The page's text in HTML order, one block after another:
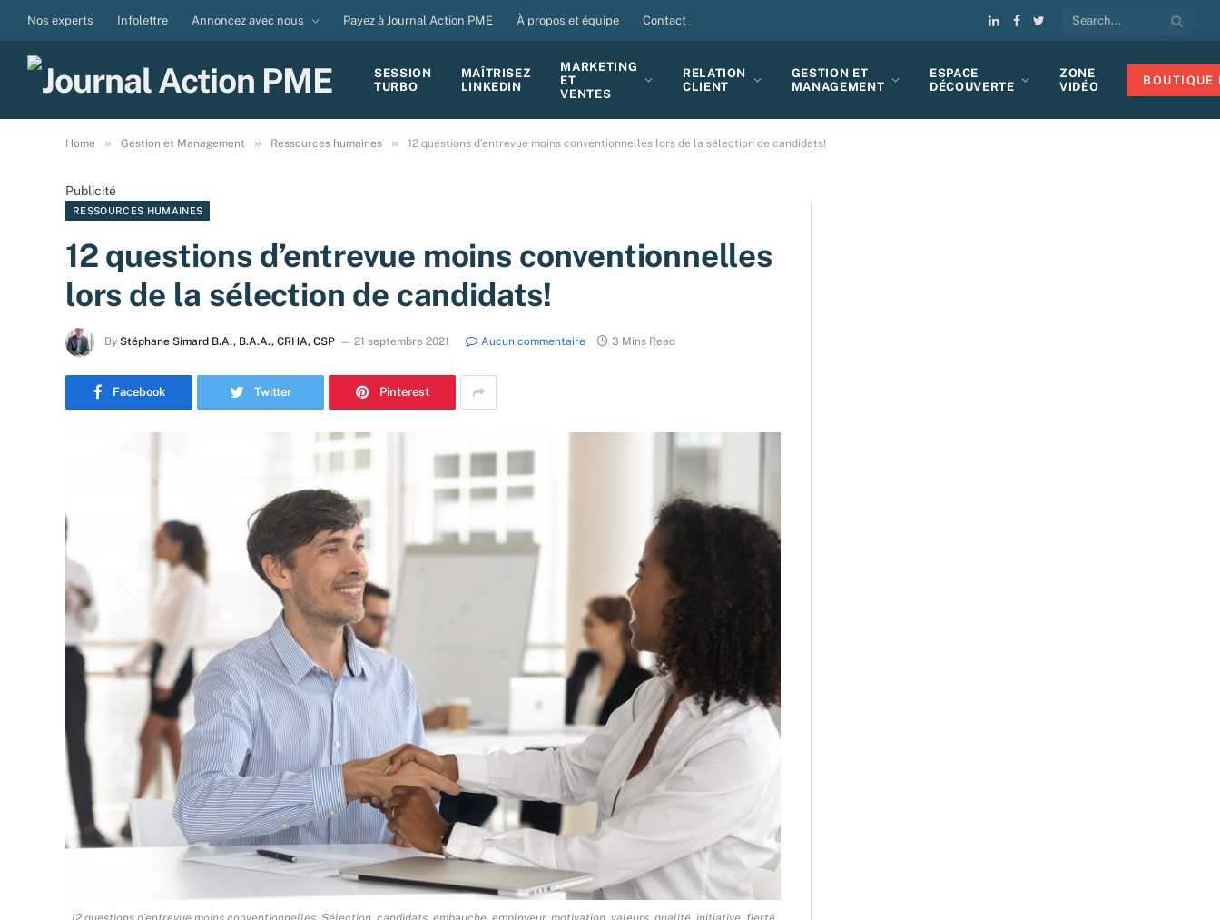
Nos experts Infolettre Annoncez avec nous Payez à Journal Action PME À propos et équipe Contact
LinkedIn
Facebook
Twitter
SESSION
TURBO
MAÎTRISEZ
LINKEDIN
MARKETING
ET
VENTES
RELATION
CLIENT
GESTION ET
MANAGEMENT
ESPACE
DÉCOUVERTE
ZONE
VIDÉO
BOUTIQUE
Home » Gestion et Management » Ressources humaines » 12 questions d’entrevue moins conventionnelles lors de la sélection de candidats!
Publicité
RESSOURCES HUMAINES
12 questions d’entrevue moins conventionnelles
lors de la sélection de candidats!
By Stéphane Simard B.A., B.A.A., CRHA, CSP 21 septembre 2021 Aucun commentaire 3 Mins Read
Facebook Twitter Pinterest